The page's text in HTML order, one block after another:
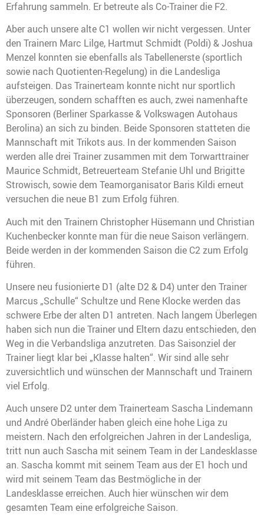
Erfahrung sammeln. Er betreute als Co-Trainer die F2.
Aber auch unsere alte C1 wollen wir nicht vergessen. Unter
den Trainern Marc Lilge, Hartmut Schmidt (Poldi) & Joshua
Menzel konnten sie ebenfalls als Tabellenerste (sportlich
sowie nach Quotienten-Regelung) in die Landesliga
aufsteigen. Das Trainerteam konnte nicht nur sportlich
überzeugen, sondern schafften es auch, zwei namenhafte
Sponsoren (Berliner Sparkasse & Volkswagen Autohaus
Berolina) an sich zu binden. Beide Sponsoren statteten die
Mannschaft mit Trikots aus. In der kommenden Saison
werden alle drei Trainer zusammen mit dem Torwarttrainer
Maurice Schmidt, Betreuerteam Stefanie Uhl und Brigitte
Strowisch, sowie dem Teamorganisator Baris Kildi erneut
versuchen die neue B1 zum Erfolg führen.
Auch mit den Trainern Christopher Hüsemann und Christian
Kuchenbecker konnte man für die neue Saison verlängern.
Beide werden in der kommenden Saison die C2 zum Erfolg
führen.
Unsere neu fusionierte D1 (alte D2 & D4) unter den Trainer
Marcus „Schulle“ Schultze und Rene Klocke werden das
schwere Erbe der alten D1 antreten. Nach langem Überlegen
haben sich nun die Trainer und Eltern dazu entschieden, den
Weg in die Verbandsliga anzutreten. Das Saisonziel der
Trainer liegt klar bei „Klasse halten“. Wir sind alle sehr
zuversichtlich und wünschen der Mannschaft und Trainern
viel Erfolg.
Auch unsere D2 unter dem Trainerteam Sascha Lindemann
und André Oberländer haben gleich eine hohe Liga zu
meistern. Nach den erfolgreichen Jahren in der Landesliga,
tritt nun auch Sascha mit seinem Team in der Landesklasse
an. Sascha kommt mit seinem Team aus der E1 hoch und
wird mit seinem Team das Bestmögliche in der
Landesklasse erreichen. Auch hier wünschen wir dem
gesamten Team eine erfolgreiche Saison.